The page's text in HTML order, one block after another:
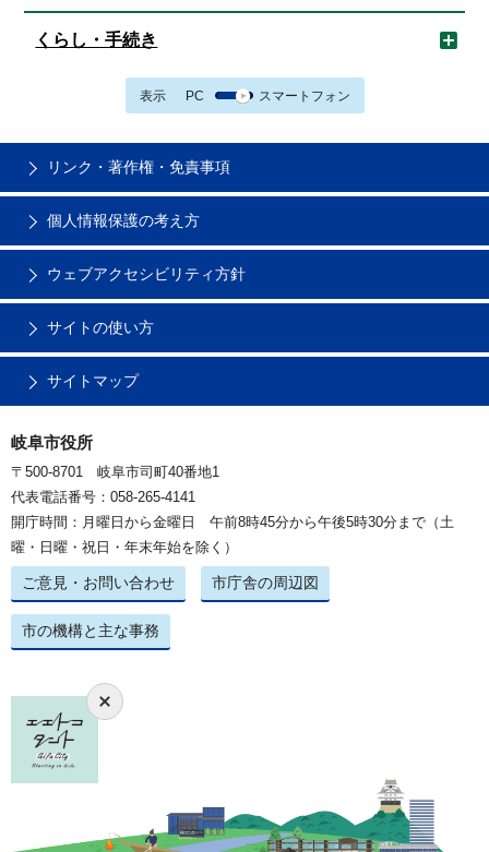
くらし・手続き
表示 PC スマートフォン
リンク・著作権・免責事項
個人情報保護の考え方
ウェブアクセシビリティ方針
サイトの使い方
サイトマップ
岐阜市役所
〒500-8701 岐阜市司町40番地1
代表電話番号：058-265-4141
開庁時間：月曜日から金曜日 午前8時45分から午後5時30分まで（土
曜・日曜・祝日・年末年始を除く）
ご意見・お問い合わせ 市庁舎の周辺図
市の機構と主な事務